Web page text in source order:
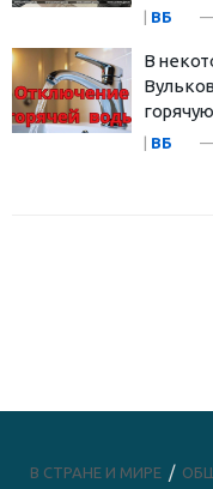
| ВБ
В
| ВБ
В СТРАНЕ И МИРЕ